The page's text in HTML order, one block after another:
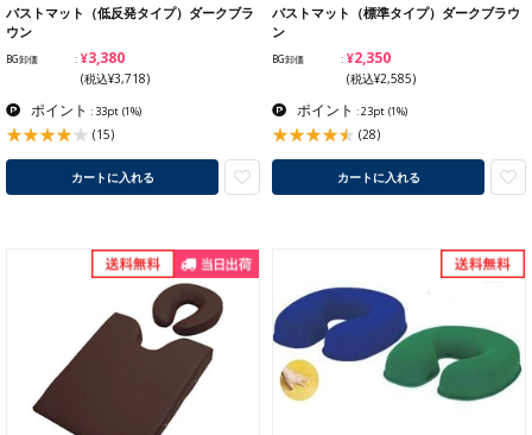
バストマット（低反発タイプ）ダークブラ
ウン
BG卸価 ¥3,380
(税込¥3,718)
ポイント : 33pt (1%)
(15)
カートに入れる
バストマット（標準タイプ）ダークブラウ
ン
BG卸価 ¥2,350
(税込¥2,585)
ポイント : 23pt (1%)
(28)
カートに入れる